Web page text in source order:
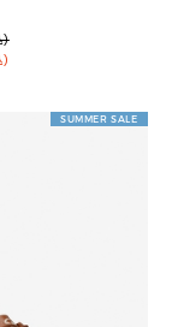
)
)
SUMMER SALE